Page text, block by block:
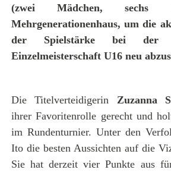
(zwei Mädchen, sechs
Mehrgenerationenhaus, um die
der Spielstärke bei der
Einzelmeisterschaft U16 neu
Die Titelverteidigerin Zuzanna
ihrer Favoritenrolle gerecht und
im Rundenturnier. Unter den
Ito die besten Aussichten auf die
Sie hat derzeit vier Punkte aus